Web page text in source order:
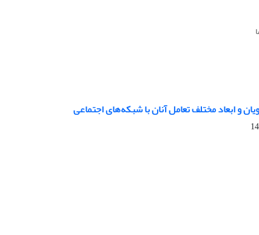
و ابعاد مختلف تعامل آنان با شبکه‌های اجتماعی